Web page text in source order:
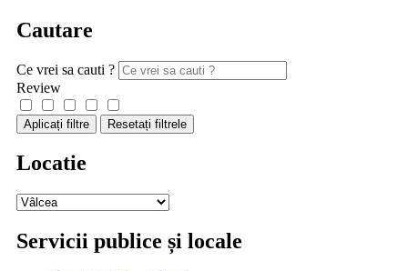
Cautare
Ce vrei sa cauti ?
Review
Aplicați filtre Resetați filtrele
Locatie
Servicii publice și locale